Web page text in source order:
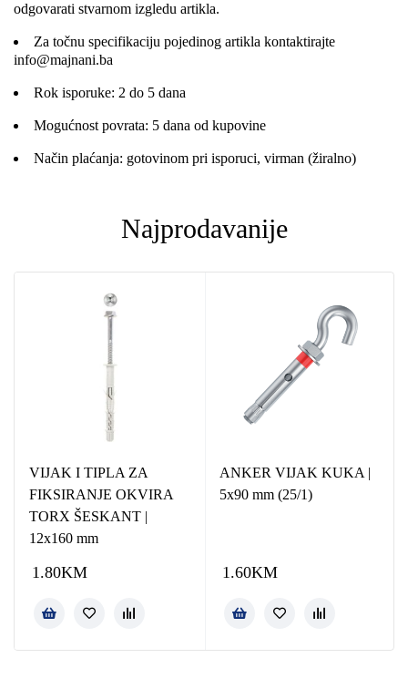
odgovarati stvarnom izgledu artikla.
Za točnu specifikaciju pojedinog artikla kontaktirajte
info@majnani.ba
Rok isporuke: 2 do 5 dana
Mogućnost povrata: 5 dana od kupovine
Način plaćanja: gotovinom pri isporuci, virman (žiralno)
Najprodavanije
VIJAK I TIPLA ZA
FIKSIRANJE OKVIRA
TORX ŠESKANT |
12x160 mm
1.80KM
ANKER VIJAK KUKA |
5x90 mm (25/1)
1.60KM